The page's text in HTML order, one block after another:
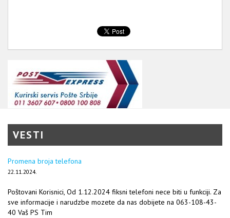
VESTI
Promena broja telefona
22.11.2024.
Poštovani Korisnici, Od 1.12.2024 fiksni telefoni nece biti u funkciji. Za
sve informacije i narudzbe mozete da nas dobijete na 063-108-43-
40 Vaš PS Tim